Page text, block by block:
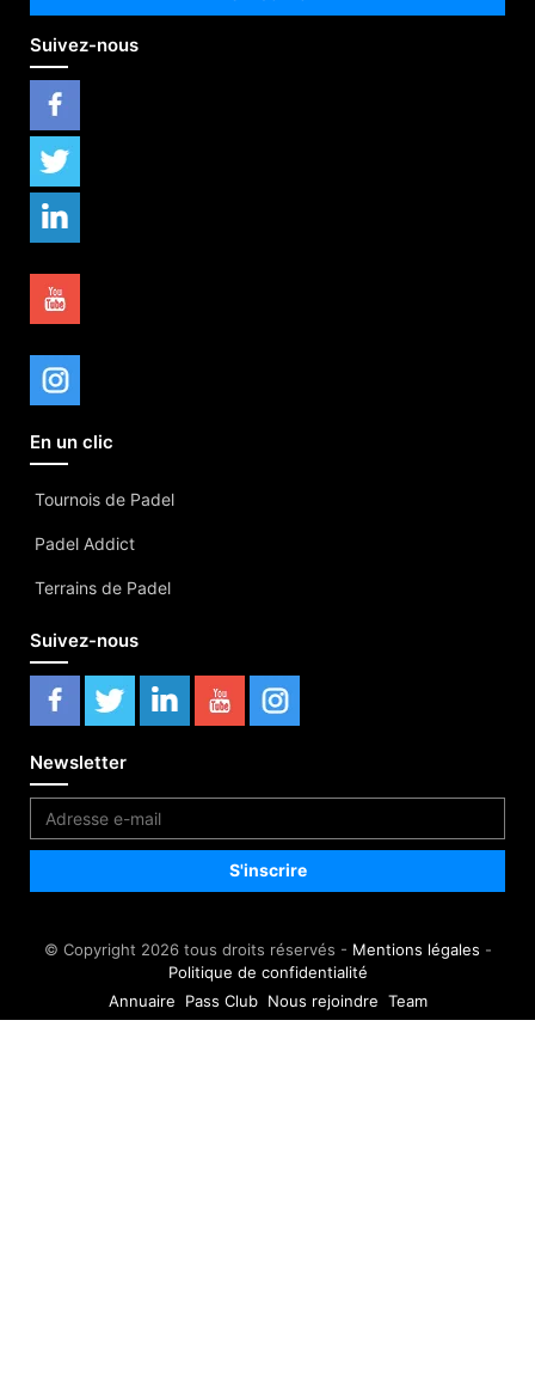
Suivez-nous
En un clic
Tournois de Padel
Padel Addict
Terrains de Padel
Suivez-nous
Newsletter
© Copyright 2026 tous droits réservés - Mentions légales -
Politique de confidentialité
Annuaire
Pass Club Nous rejoindre Team